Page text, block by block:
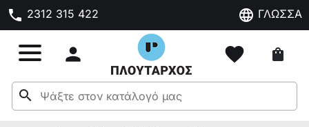
phone 2312 315 422 language ΓΛΩΣΣΑ
 favorite shopping_bag
search